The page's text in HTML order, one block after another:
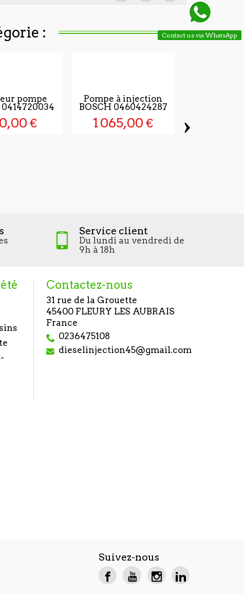
:
pompe
0414720034
€
Pompe à injection
BOSCH 0460424287
1 065,00 € ›
Service client
Du lundi au vendredi de
9h à 18h
Contactez-nous
31 rue de la Grouette
45400 FLEURY LES AUBRAIS
France
0236475108
dieselinjection45@gmail.com
Contact us via WhatsApp
Suivez-nous